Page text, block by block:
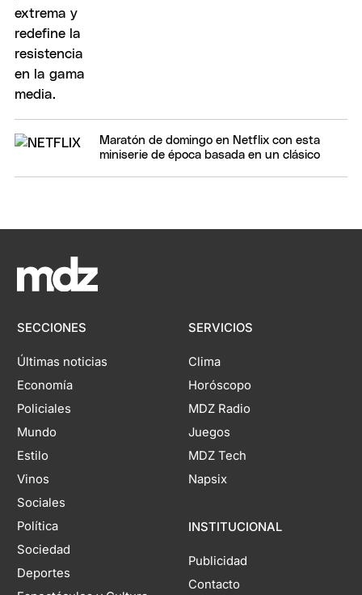
Maratón de domingo en Netflix con esta
miniserie de época basada en un clásico
SECCIONES
Últimas noticias
Economía
Policiales
Mundo
Estilo
Vinos
Sociales
Política
Sociedad
Deportes
SERVICIOS
Clima
Horóscopo
MDZ Radio
Juegos
MDZ Tech
Napsix
INSTITUCIONAL
Publicidad
Contacto